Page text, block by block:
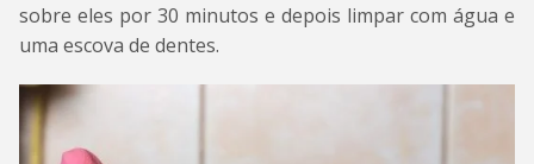
sobre eles por 30 minutos e depois limpar com água e
uma escova de dentes.